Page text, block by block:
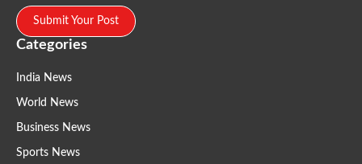
Submit Your Post
Categories
India News
World News
Business News
Sports News